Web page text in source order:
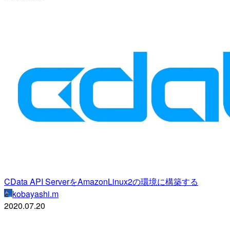
CData API ServerをAmazonLinux2の環境に構築する
kobayashi.m
2020.07.20